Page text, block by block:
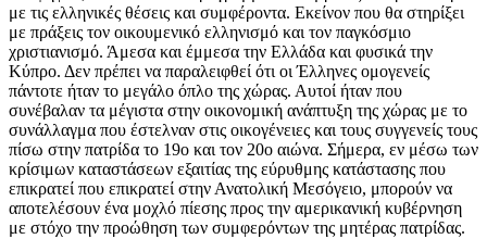
με τις ελληνικές θέσεις και συμφέροντα. Εκείνον που θα στηρίξει
με πράξεις τον οικουμενικό ελληνισμό και τον παγκόσμιο
χριστιανισμό. Άμεσα και έμμεσα την Ελλάδα και φυσικά την
Κύπρο. Δεν πρέπει να παραλειφθεί ότι οι Έλληνες ομογενείς
πάντοτε ήταν το μεγάλο όπλο της χώρας. Αυτοί ήταν που
συνέβαλαν τα μέγιστα στην οικονομική ανάπτυξη της χώρας με το
συνάλλαγμα που έστελναν στις οικογένειες και τους συγγενείς τους
πίσω στην πατρίδα το 19ο και τον 20ο αιώνα. Σήμερα, εν μέσω των
κρίσιμων καταστάσεων εξαιτίας της εύρυθμης κατάστασης που
επικρατεί που επικρατεί στην Ανατολική Μεσόγειο, μπορούν να
αποτελέσουν ένα μοχλό πίεσης προς την αμερικανική κυβέρνηση
με στόχο την προώθηση των συμφερόντων της μητέρας πατρίδας.